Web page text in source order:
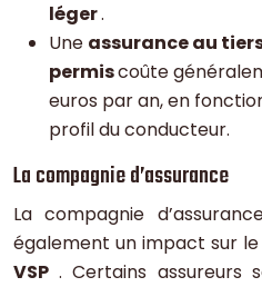
léger.
Une assurance au
permiscoûte
euros par an, en
profil du conducteur.
La compagnie d’assurance
La compagnie
également un impact sur
VSP . Certains assureurs